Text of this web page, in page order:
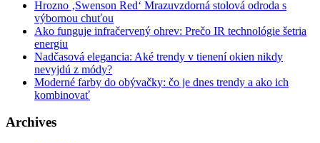
Hrozno ‚Swenson Red‘ Mrazuvzdorná stolová odroda s
výbornou chuťou
Ako funguje infračervený ohrev: Prečo IR technológie šetria
energiu
Nadčasová elegancia: Aké trendy v tienení okien nikdy
nevyjdú z módy?
Moderné farby do obývačky: čo je dnes trendy a ako ich
kombinovať
Archives